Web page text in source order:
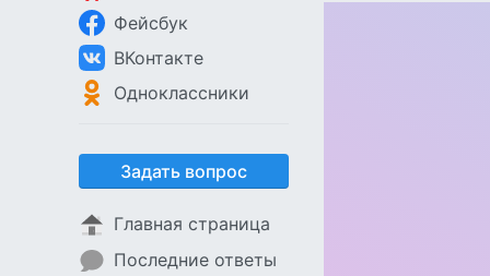
Фейсбук
ВКонтакте
Одноклассники
Задать вопрос
Главная страница
Последние ответы